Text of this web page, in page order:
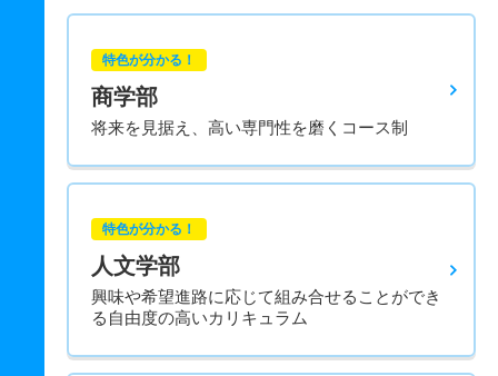
特色が分かる！
商学部
将来を見据え、高い専門性を磨くコース制
特色が分かる！
人文学部
興味や希望進路に応じて組み合せることができ
る自由度の高いカリキュラム